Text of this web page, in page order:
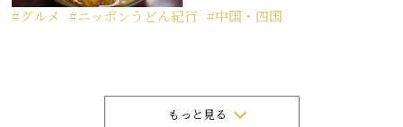
グルメ ニッポンうどん紀行 中国・四国
もっと見る